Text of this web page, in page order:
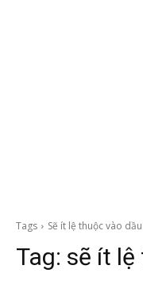
Tags Sẽ ít lệ thuộc vào
Tag: sẽ ít lệ